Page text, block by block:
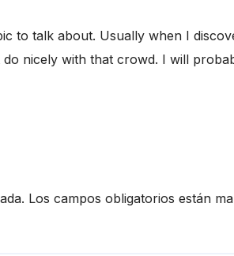
to talk about. Usually when I
nicely with that crowd. I will
Los campos obligatorios están